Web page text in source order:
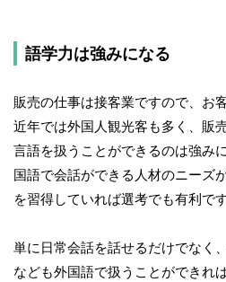
語学力は強みになる
販売の仕事は接客業ですので、お
近年では外国人観光客も多く、販
言語を扱うことができるのは強み
国語で会話ができる人材のニーズ
を習得していれば選考でも有利です
単に日常会話を話せるだけでなく
なども外国語で扱うことができれ